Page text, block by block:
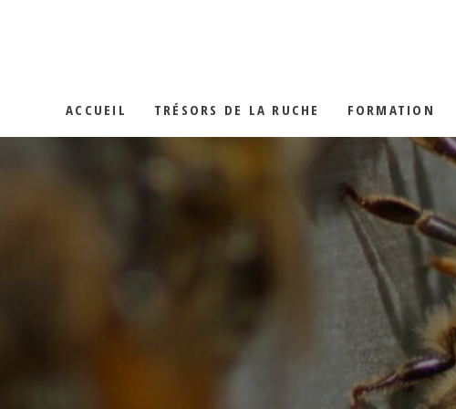
ACCUEIL TRÉSORS DE LA RUCHE
LA GELÉE ROYALE
FORMATION
LA PROPOLIS